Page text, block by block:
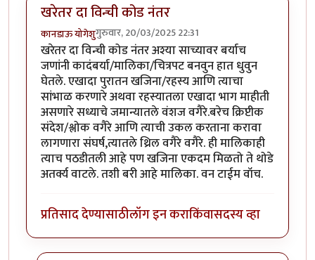
खरेतर दा विन्ची कोड नंतर
कानडाऊ योगेशुगुरुवार, 20/03/2025 22:31
खरेतर दा विन्ची कोड नंतर अश्या साच्यावर बर्याच
जणांनी कादंबर्या/मालिका/चित्रपट बनवुन हात धुवुन
घेतले. एखादा पुरातन खजिना/रहस्य आणि त्याचा
सांभाळ करणारे अथवा रहस्यातला एखादा भाग माहीती
असणारे सध्याचे जमान्यातले वंशज वगैरे.बरेच क्रिप्टीक
संदेश/श्लोक वगैरे आणि त्याची उकल करताना करावा
लागणारा संघर्ष,त्यातले थ्रिल वगैरे वगैरे. ही मालिकाही
त्याच पठडीतली आहे पण खजिना एकदम मिळतो ते थोडे
अतर्क्य वाटले. तशी बरी आहे मालिका. वन टाईम वॉच.
प्रतिसाद देण्यासाठीलॉग इन कराकिंवासदस्य व्हा